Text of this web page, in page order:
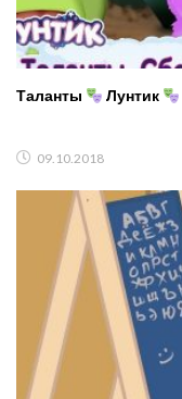
Таланты Лунтик
09.10.2018